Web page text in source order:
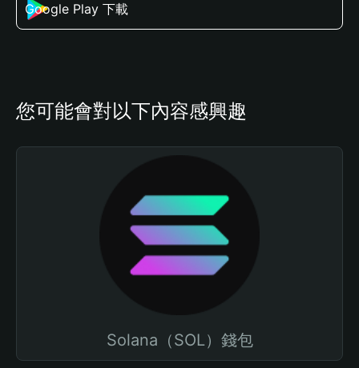
Google Play 下載
您可能會對以下內容感興趣
Solana（SOL）錢包